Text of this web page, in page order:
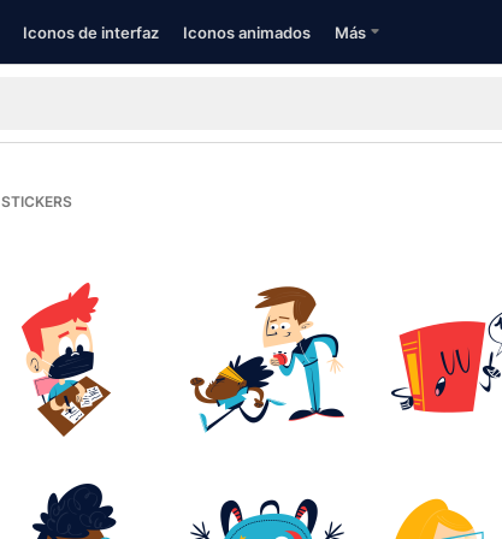
Iconos de interfaz Iconos animados Más
STICKERS